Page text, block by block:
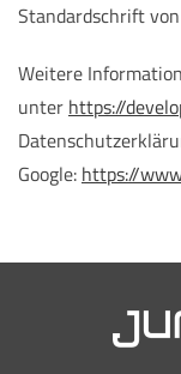
Standardschrift
Weitere
unter https://
Google: https://